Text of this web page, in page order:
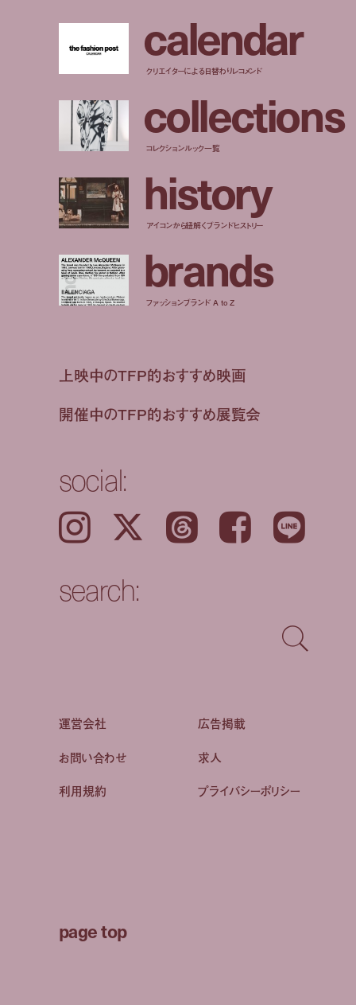
calendar
クリエイターによる日替わりレコメンド
collections
コレクションルック一覧
history
アイコンから紐解くブランドヒストリー
brands
ファッションブランド A to Z
上映中のTFP的おすすめ映画
開催中のTFP的おすすめ展覧会
social:
Instagram 𝕏 Threads Facebook LINE
search:
運営会社
広告掲載
お問い合わせ
求人
利用規約
プライバシーポリシー
page top